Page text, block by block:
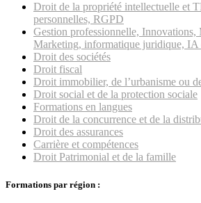
Droit de la propriété intellectuelle et
personnelles, RGPD
Gestion professionnelle, Innovations,
Marketing, informatique juridique, IA
Droit des sociétés
Droit fiscal
Droit immobilier, de l’urbanisme ou
Droit social et de la protection sociale
Formations en langues
Droit de la concurrence et de la
Droit des assurances
Carrière et compétences
Droit Patrimonial et de la famille
Formations par région :